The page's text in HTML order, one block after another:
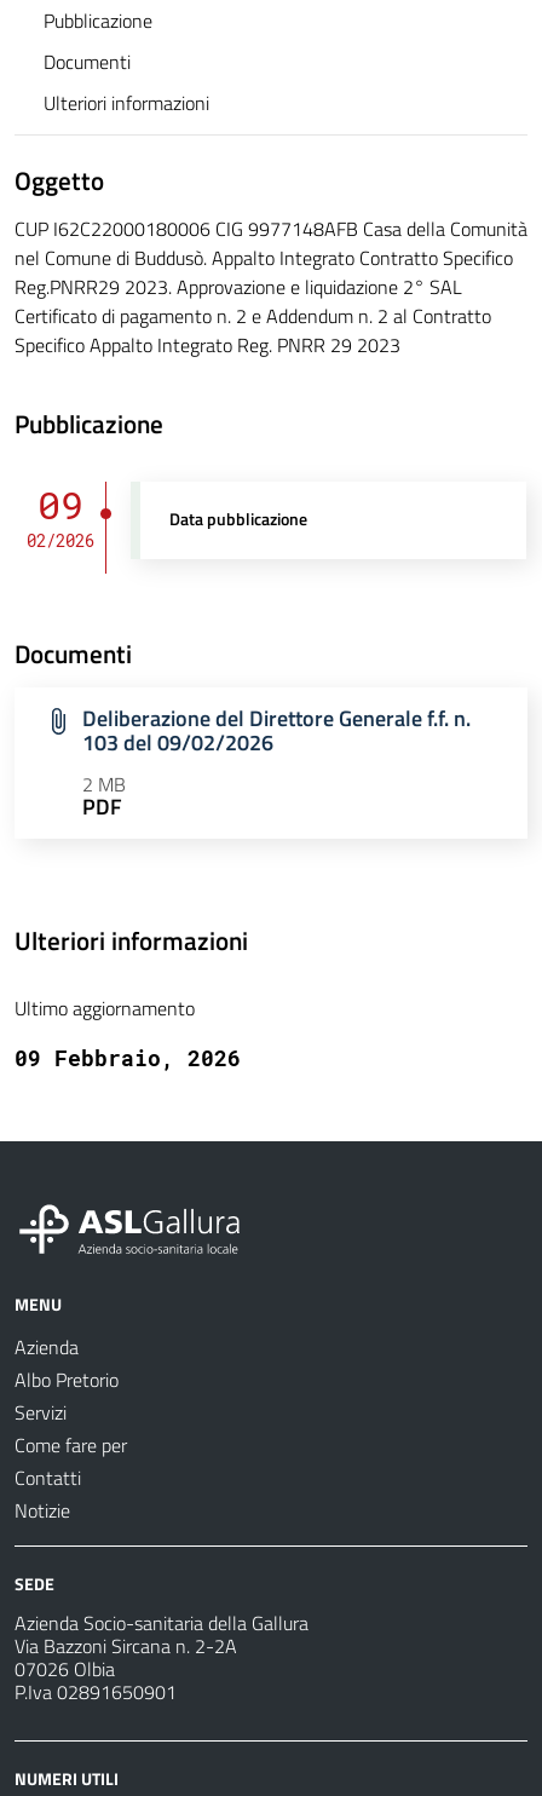
Pubblicazione
Documenti
Ulteriori informazioni
Oggetto
CUP I62C22000180006 CIG 9977148AFB Casa della Comunità
nel Comune di Buddusò. Appalto Integrato Contratto Specifico
Reg.PNRR29 2023. Approvazione e liquidazione 2° SAL
Certificato di pagamento n. 2 e Addendum n. 2 al Contratto
Specifico Appalto Integrato Reg. PNRR 29 2023
Pubblicazione
09
02/2026
Data pubblicazione
Documenti
Deliberazione del Direttore Generale f.f. n.
103 del 09/02/2026
2 MB
PDF
Ulteriori informazioni
Ultimo aggiornamento
09 Febbraio, 2026
MENU
Azienda
Albo Pretorio
Servizi
Come fare per
Contatti
Notizie
SEDE
Azienda Socio-sanitaria della Gallura
Via Bazzoni Sircana n. 2-2A
07026 Olbia
P.Iva 02891650901
NUMERI UTILI